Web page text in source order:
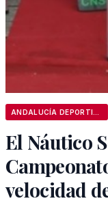
El Náutico
velocidad